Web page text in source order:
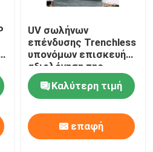
UV σωλήνων
επένδυσης Trenchless
υπονόμων επισκευής
αξιολόγηση της
συντήρησης
σωληνώσεων
υπηρεσιών δημοτική
Καλύτερη τιμή
επαφή